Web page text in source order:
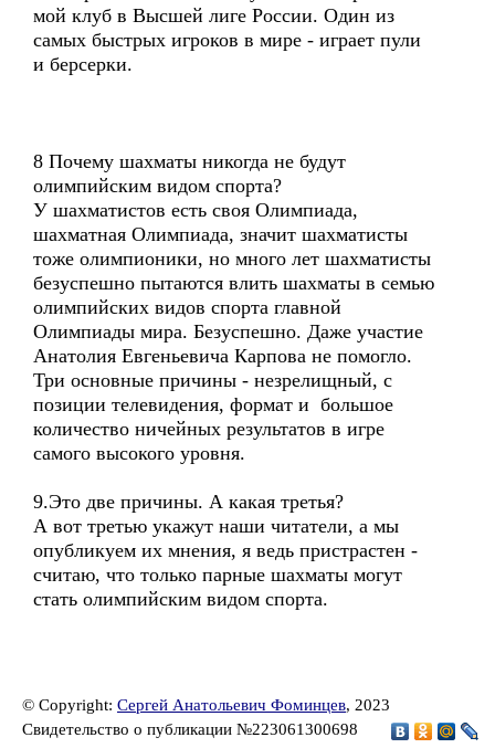
мой клуб в Высшей лиге России. Один из
самых быстрых игроков в мире - играет пули
и берсерки.
8 Почему шахматы никогда не будут
олимпийским видом спорта?
У шахматистов есть своя Олимпиада,
шахматная Олимпиада, значит шахматисты
тоже олимпионики, но много лет шахматисты
безуспешно пытаются влить шахматы в семью
олимпийских видов спорта главной
Олимпиады мира. Безуспешно. Даже участие
Анатолия Евгеньевича Карпова не помогло.
Три основные причины - незрелищный, с
позиции телевидения, формат и большое
количество ничейных результатов в игре
самого высокого уровня.
9.Это две причины. А какая третья?
А вот третью укажут наши читатели, а мы
опубликуем их мнения, я ведь пристрастен -
считаю, что только парные шахматы могут
стать олимпийским видом спорта.
© Copyright: Сергей Анатольевич Фоминцев, 2023
Свидетельство о публикации №223061300698